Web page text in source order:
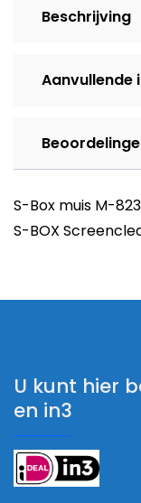
Beschrijving
Aanvullende
S-Box muis M-
S-BOX
U kunt hier
en in3